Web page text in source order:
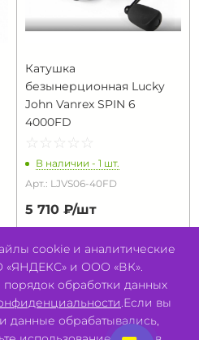
Катушка
безынерционная Lucky
John Vanrex SPIN 6
4000FD
☆ ☆ ☆ ☆ ☆
★ ★ ★ ★ ★
В наличии - 1 шт.
Арт.: LJVS06-40FD
5 710 ₽/шт
В КОРЗИНУ
cookie и аналитические
«ЯНДЕКС» и ООО «ВК».
обработки данных
.Если вы
данные обрабатывались,